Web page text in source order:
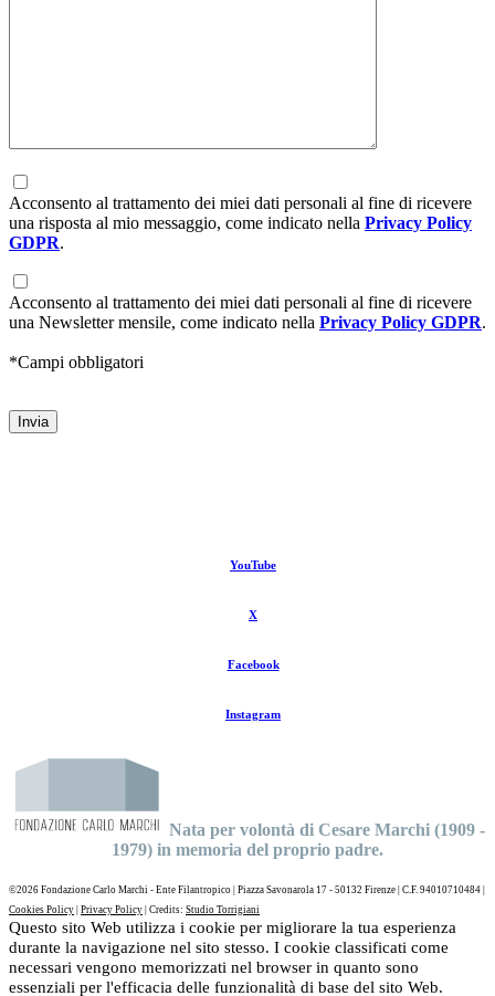
Acconsento al trattamento dei miei dati personali al fine di ricevere
una risposta al mio messaggio, come indicato nella Privacy Policy
GDPR.
Acconsento al trattamento dei miei dati personali al fine di ricevere
una Newsletter mensile, come indicato nella Privacy Policy GDPR.
*Campi obbligatori
YouTube
X
Facebook
Instagram
Nata per volontà di Cesare Marchi (1909 -
1979) in memoria del proprio padre.
©2026 Fondazione Carlo Marchi - Ente Filantropico | Piazza Savonarola 17 - 50132 Firenze | C.F. 94010710484 |
Cookies Policy Privacy Policy | Credits: Studio Torrigiani
Questo sito Web utilizza i cookie per migliorare la tua esperienza
durante la navigazione nel sito stesso. I cookie classificati come
necessari vengono memorizzati nel browser in quanto sono
essenziali per l'efficacia delle funzionalità di base del sito Web.